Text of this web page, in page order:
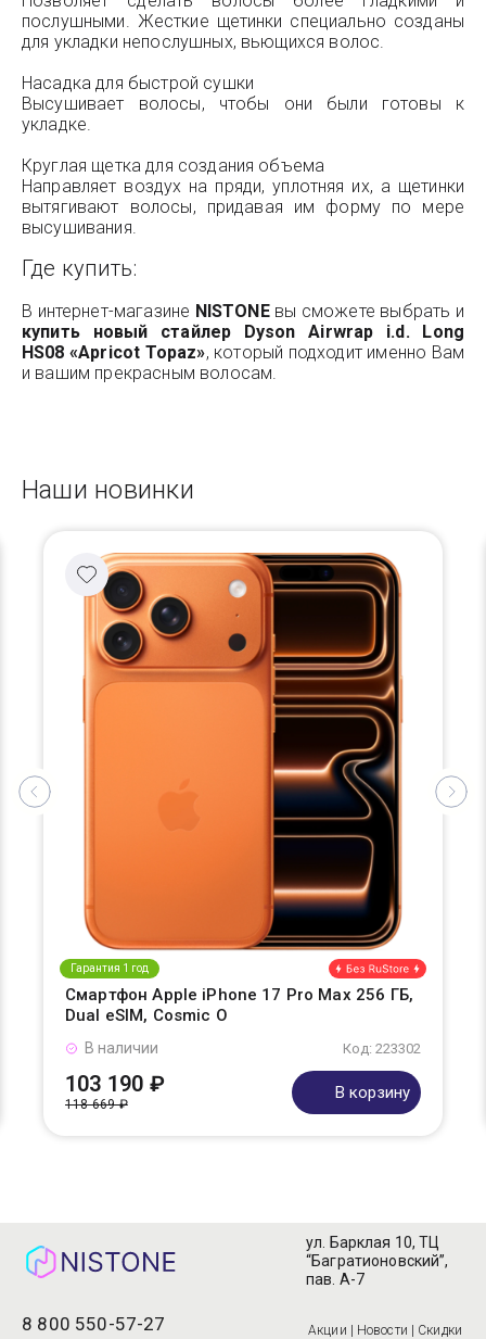
послушными. Жесткие щетинки специально созданы
для укладки непослушных, вьющихся волос.
Насадка для быстрой сушки
Высушивает волосы, чтобы они были готовы к
укладке.
Круглая щетка для создания объема
Направляет воздух на пряди, уплотняя их, а щетинки
вытягивают волосы, придавая им форму по мере
высушивания.
Где купить:
В интернет-магазине NISTONEвы сможете выбрать и
купить новый стайлер Dyson Airwrap i.d. Long
HS08 «Apricot Topaz», который подходит именно Вам
и вашим прекрасным волосам.
Наши новинки
Гарантия 1 год
Смартфон Apple iPhone 17 Pro Max 256 ГБ,
Dual eSIM, Cosmic O
Код: 223302
В наличии
103 190 ₽
118 669 ₽
В корзину
8 800 550-57-27
ул. Барклая 10, ТЦ
“Багратионовский”,
пав. А-7
Акции | Новости | Скидки